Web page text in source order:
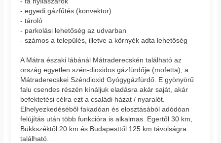
- egyedi gázfűtés (konvektor)
- tároló
- parkolási lehetőség az udvarban
- számos a település, illetve a környék adta lehetőség
A Mátra északi lábánál Mátraderecskén található az
ország egyetlen szén-dioxidos gázfürdője (mofetta), a
Mátraderecskei Széndioxid Gyógygázfürdő. E gyönyörű
falu csendes részén kínáljuk eladásra akár saját, akár
befektetési célra ezt a családi házat / nyaralót.
Elhelyezkedéséből fakadóan és elosztásából adódóan
felújítás után több funkcióra is alkalmas. Egertől 30 km,
Bükkszéktől 20 km és Budapesttől 125 km távolságra
található.